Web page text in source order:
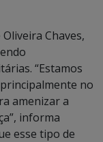
Chaves,
“Estamos
no
amenizar a
informa
esse tipo de